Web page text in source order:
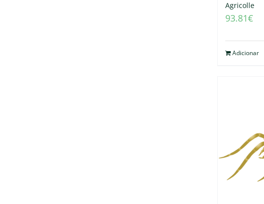
Agricolle
93.81€
Adicionar